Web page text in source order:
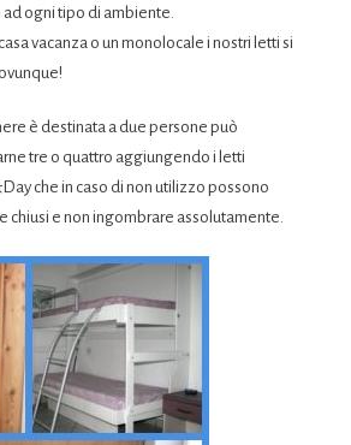
ad ogni tipo di ambiente.
vacanza o un monolocale i nostri letti si
è destinata a due persone può
tre o quattro aggiungendo i letti
che in caso di non utilizzo possono
chiusi e non ingombrare assolutamente.